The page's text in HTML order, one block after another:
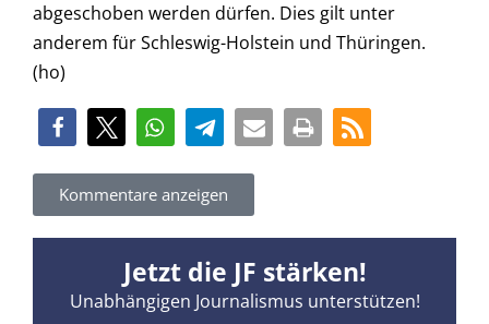
abgeschoben werden dürfen. Dies gilt unter
anderem für Schleswig-Holstein und Thüringen.
(ho)
Kommentare anzeigen
Jetzt die JF stärken!
Unabhängigen Journalismus unterstützen!